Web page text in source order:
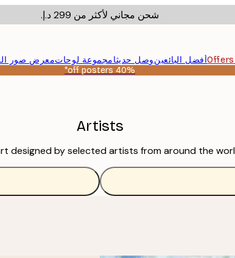
شحن مجاني لأكثر من ‏299 د.إ.‏
Offersأفضل البائعينوصل حديثامجموعة لوحاتمعرض صور
40% off posters*
Artists
designed by selected artists from around the